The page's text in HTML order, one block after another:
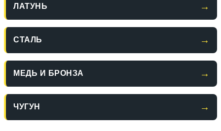
ЛАТУНЬ →
СТАЛЬ →
МЕДЬ И БРОНЗА →
ЧУГУН →